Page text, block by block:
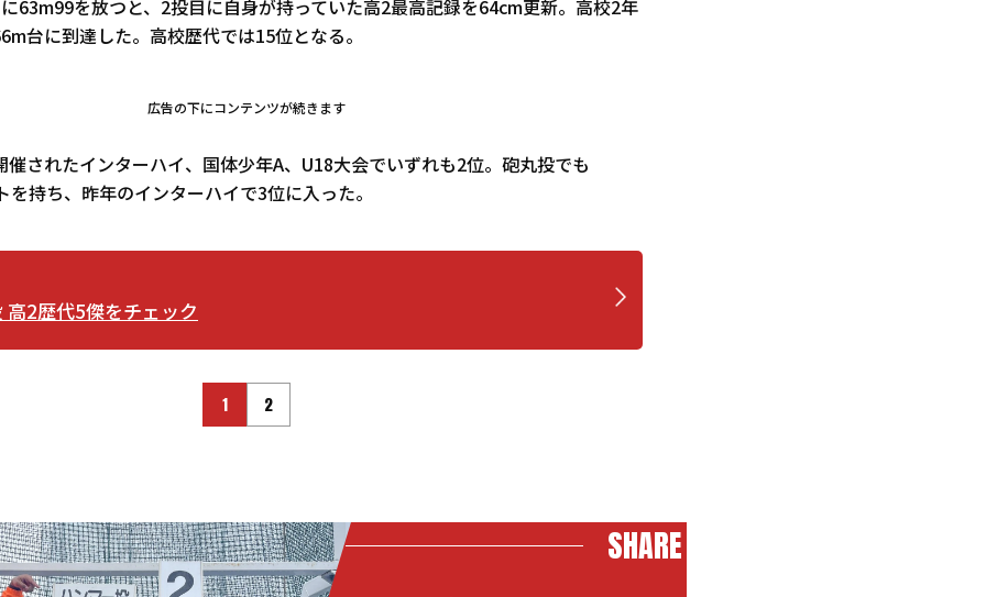
63m99を放つと、2投目に自身が持っていた高2最高記録を64cm更新。高校2年
台に到達した。高校歴代では15位となる。
広告の下にコンテンツが続きます
催されたインターハイ、国体少年A、U18大会でいずれも2位。砲丸投でも
を持ち、昨年のインターハイで3位に入った。
高2歴代5傑をチェック
1 2
SHARE